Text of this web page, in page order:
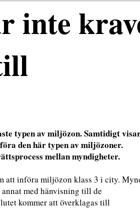
inte
typen av miljözon. Samtidigt
den här typen av miljözoner.
mellan myndigheter.
att införa miljözon klass 3 i city.
med hänvisning till de
kommer att överklagas till